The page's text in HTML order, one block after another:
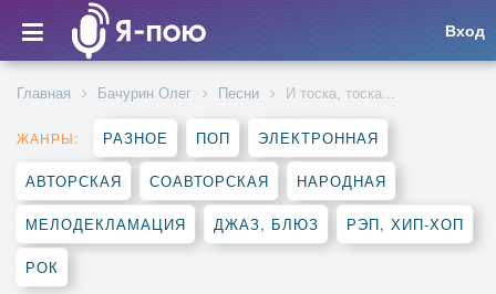
Вход
Главная Бачурин Олег Песни И тоска, тоска...
ЖАНРЫ: РАЗНОЕ ПОП ЭЛЕКТРОННАЯ
АВТОРСКАЯ СОАВТОРСКАЯ НАРОДНАЯ
МЕЛОДЕКЛАМАЦИЯ ДЖАЗ, БЛЮЗ РЭП, ХИП-ХОП
РОК